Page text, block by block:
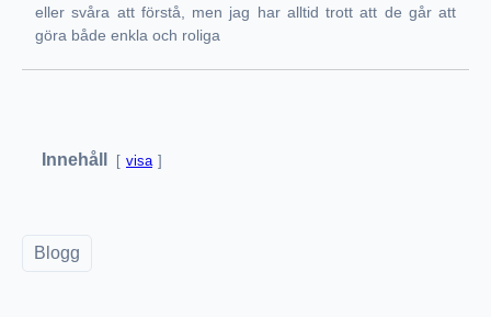
eller svåra att förstå, men jag har alltid trott att de går att
göra både enkla och roliga
Innehåll visa
Blogg